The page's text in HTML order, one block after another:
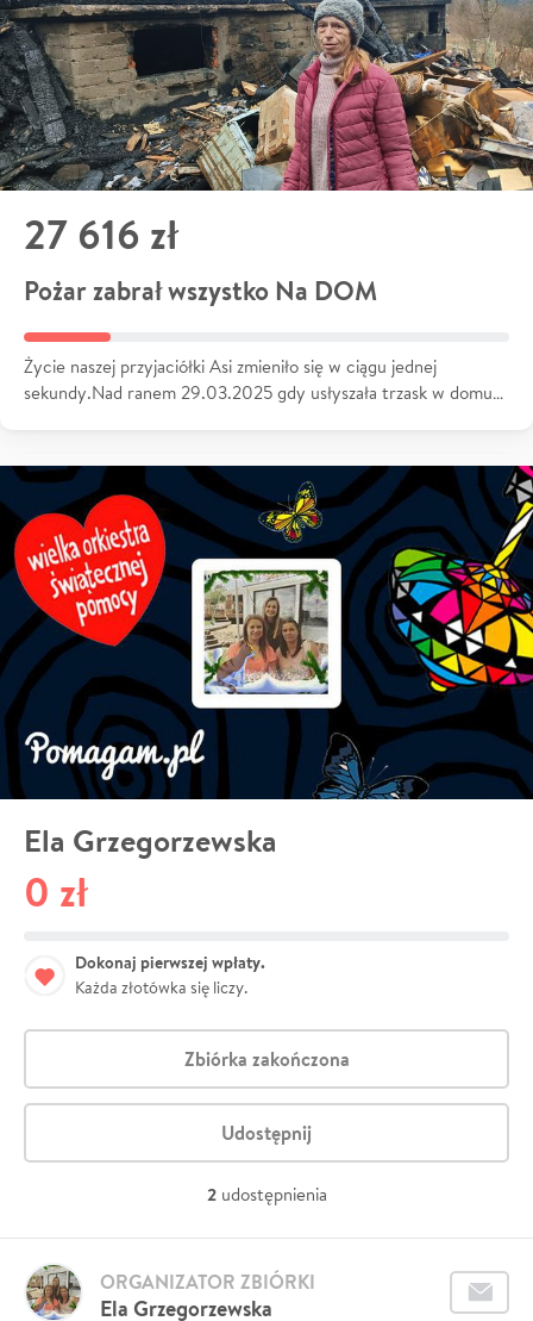
27 616 zł
Pożar zabrał wszystko Na DOM
Życie naszej przyjaciółki Asi zmieniło się w ciągu jednej
sekundy.Nad ranem 29.03.2025 gdy usłyszała trzask w domu…
Ela Grzegorzewska
0 zł
Dokonaj pierwszej wpłaty.
Każda złotówka się liczy.
Zbiórka zakończona
Udostępnij
2 udostępnienia
Ela Grzegorzewska
ORGANIZATOR ZBIÓRKI